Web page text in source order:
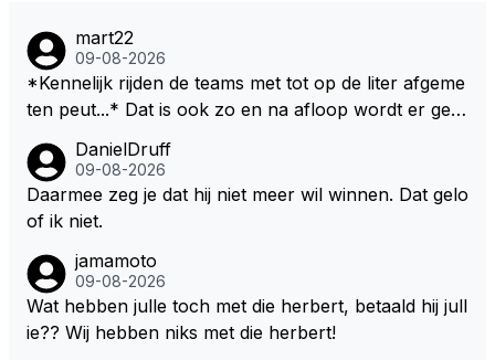
mart22
09-08-2026
*Kennelijk rijden de teams met tot op de liter afgeme
ten peut...* Dat is ook zo en na afloop wordt er gec
zitten. Om die reden is Vettel ooit gediskwalificeerd. J
e hoort soms ook wel eens dat ze brandstoof moete
n sparen als de race engineer denkt dat ze die ene li
door die 1 liter te verhogen naar bijv. 5 liter en dan di
e ronden achter SC niet mee te tellen. Na x ronden
SC moet er na afloop niet nog 5 maar x liter inzitten.
DanielDruff
09-08-2026
Daarmee zeg je dat hij niet meer wil winnen. Dat gelo
of ik niet.
jamamoto
09-08-2026
Wat hebben julle toch met die herbert, betaald hij jull
ie?? Wij hebben niks met die herbert!